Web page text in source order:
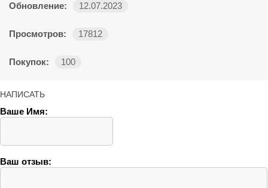
Обновление: 12.07.2023
Просмотров: 17812
Покупок: 100
НАПИСАТЬ
Ваше Имя:
Ваш отзыв: